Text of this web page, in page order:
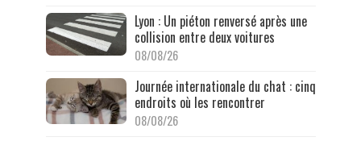
Lyon : Un piéton renversé après une
collision entre deux voitures
08/08/26
Journée internationale du chat : cinq
endroits où les rencontrer
08/08/26